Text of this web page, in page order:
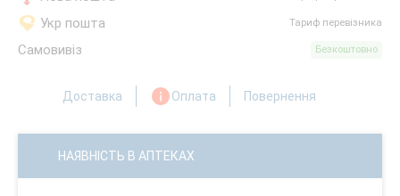
Укр пошта Тариф перевізника
Самовивіз Безкоштовно
Доставка Оплата Повернення
НАЯВНІСТЬ В АПТЕКАХ